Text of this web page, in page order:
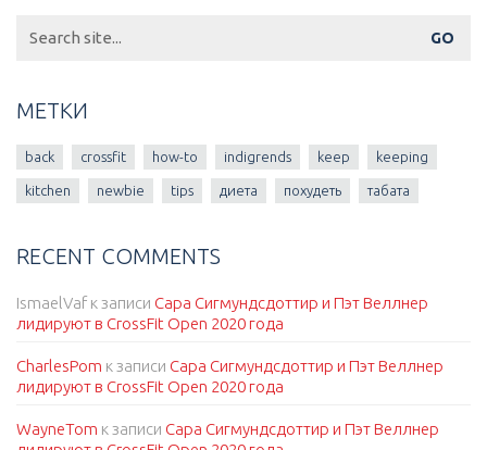
for:
МЕТКИ
back crossfit how-to indigrends keep keeping
kitchen newbie tips диета похудеть табата
RECENT COMMENTS
IsmaelVaf к записи Сара Сигмундсдоттир и Пэт Веллнер
лидируют в CrossFit Open 2020 года
CharlesPom к записи Сара Сигмундсдоттир и Пэт Веллнер
лидируют в CrossFit Open 2020 года
WayneTom к записи Сара Сигмундсдоттир и Пэт Веллнер